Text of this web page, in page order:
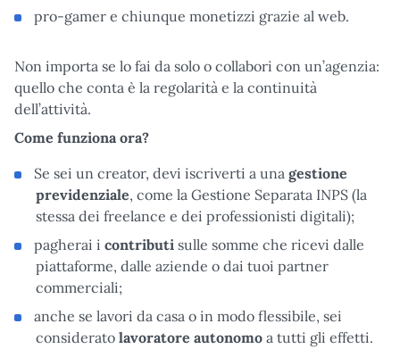
pro-gamer e chiunque monetizzi grazie al web.
Non importa se lo fai da solo o collabori con un’agenzia:
quello che conta è la regolarità e la continuità
dell’attività.
Come funziona ora?
Se sei un creator, devi iscriverti a una gestione
previdenziale, come la Gestione Separata INPS (la
stessa dei freelance e dei professionisti digitali);
pagherai i contributi sulle somme che ricevi dalle
piattaforme, dalle aziende o dai tuoi partner
commerciali;
anche se lavori da casa o in modo flessibile, sei
considerato lavoratore autonomo a tutti gli effetti.